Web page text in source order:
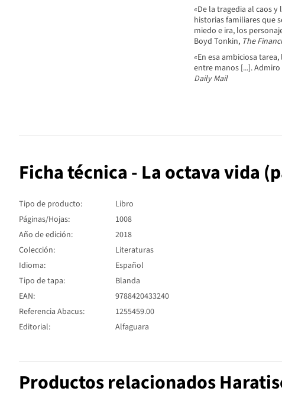
«De la tragedia al caos
historias familiares que
miedo e ira, los
Boyd Tonkin,The
«En esa ambiciosa
entre manos [...].
Daily Mail
Ficha técnica - La octava vida
Tipo de producto:
Libro
Páginas/Hojas:
1008
Año de edición:
2018
Colección:
Literaturas
Idioma:
Español
Tipo de tapa:
Blanda
EAN:
9788420433240
Referencia Abacus:
1255459.00
Editorial:
Alfaguara
Productos relacionados